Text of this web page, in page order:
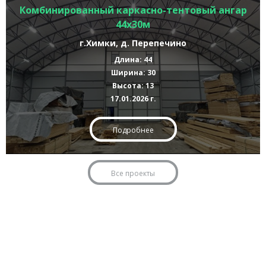
Комбинированный каркасно-тентовый ангар
44х30м
г.Химки, д. Перепечино
Длина: 44
Ширина: 30
Высота: 13
17.01.2026 г.
Подробнее
Все проекты